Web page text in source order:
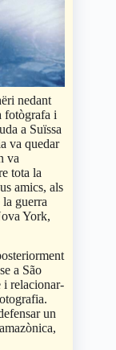
nedant
fotògrafa i
a Suïssa
va quedar
va
tota la
amics, als
guerra
York,
a São
i relacionar-
un